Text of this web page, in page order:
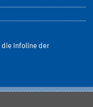
Infoline der